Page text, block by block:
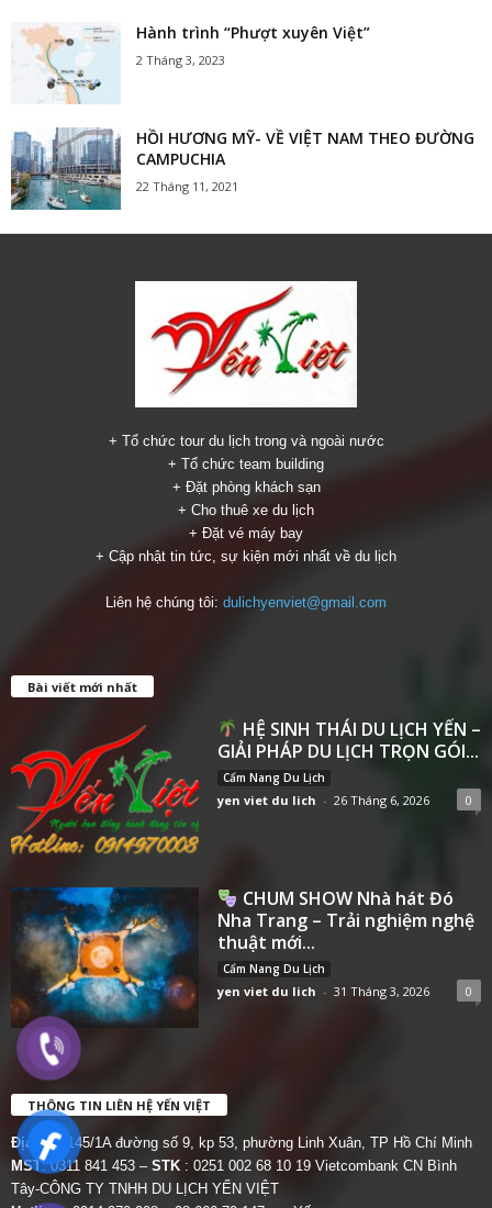
Hành trình “Phượt xuyên Việt”
2 Tháng 3, 2023
HỒI HƯƠNG MỸ- VỀ VIỆT NAM THEO ĐƯỜNG
CAMPUCHIA
22 Tháng 11, 2021
+ Tổ chức tour du lịch trong và ngoài nước
+ Tổ chức team building
+ Đặt phòng khách sạn
+ Cho thuê xe du lịch
+ Đặt vé máy bay
+ Cập nhật tin tức, sự kiện mới nhất về du lịch
Liên hệ chúng tôi: dulichyenviet@gmail.com
Bài viết mới nhất
HỆ SINH THÁI DU LỊCH YẾN –
GIẢI PHÁP DU LỊCH TRỌN GÓI...
Cẩm Nang Du Lịch
yen viet du lich - 26 Tháng 6, 2026 0
CHUM SHOW Nhà hát Đó
Nha Trang – Trải nghiệm nghệ
thuật mới...
Cẩm Nang Du Lịch
yen viet du lich - 31 Tháng 3, 2026 0
THÔNG TIN LIÊN HỆ YẾN VIỆT
Địa chỉ: 145/1A đường số 9, kp 53, phường Linh Xuân, TP Hồ Chí Minh
MST: 0311 841 453 – STK : 0251 002 68 10 19 Vietcombank CN Bình
Tây-CÔNG TY TNHH DU LỊCH YẾN VIỆT